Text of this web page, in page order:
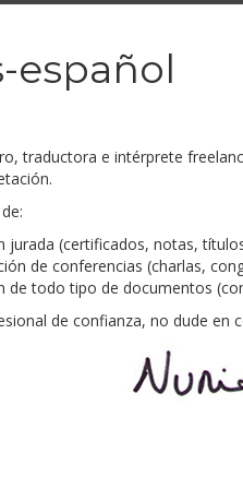
español
traductora e intérprete
jurada (certificados, notas,
de conferencias (charlas,
de todo tipo de documentos
de confianza, no dude en